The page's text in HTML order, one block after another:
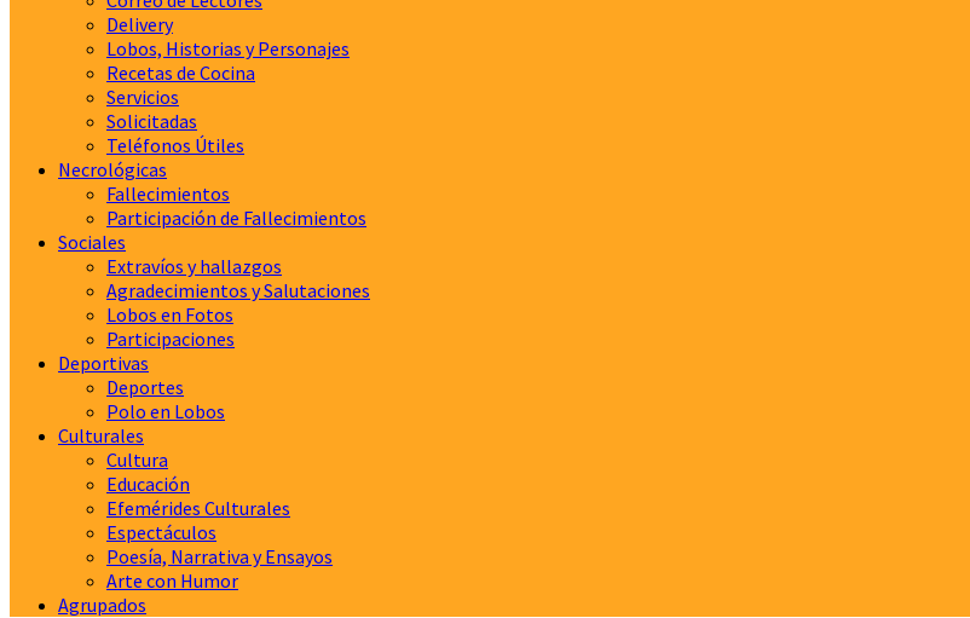
Delivery
Lobos, Historias y Personajes
Recetas de Cocina
Servicios
Solicitadas
Teléfonos Útiles
Necrológicas
Fallecimientos
Participación de Fallecimientos
Sociales
Extravíos y hallazgos
Agradecimientos y Salutaciones
Lobos en Fotos
Participaciones
Deportivas
Deportes
Polo en Lobos
Culturales
Cultura
Educación
Efemérides Culturales
Espectáculos
Poesía, Narrativa y Ensayos
Arte con Humor
Agrupados